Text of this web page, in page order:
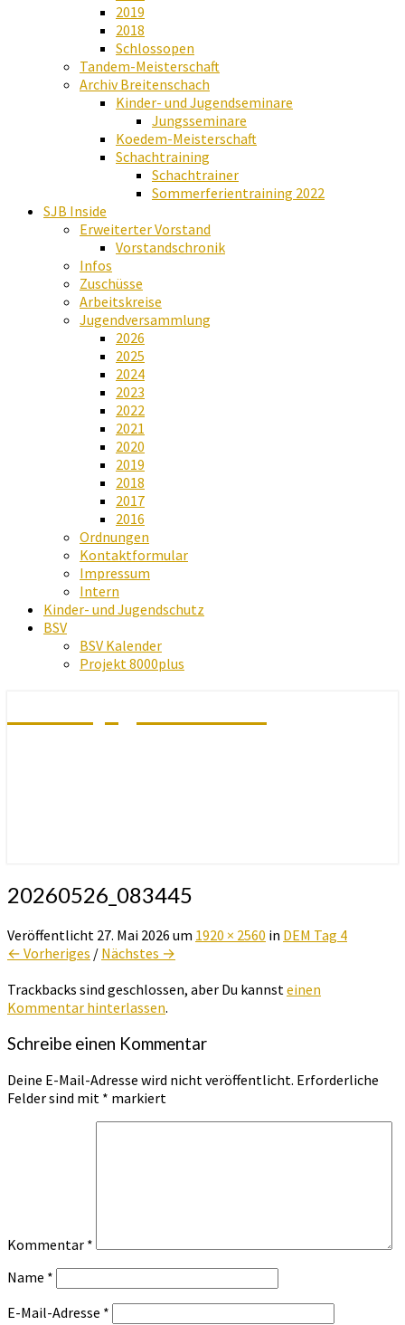
2019
2018
Schlossopen
Tandem-Meisterschaft
Archiv Breitenschach
Kinder- und Jugendseminare
Jungsseminare
Koedem-Meisterschaft
Schachtraining
Schachtrainer
Sommerferientraining 2022
SJB Inside
Erweiterter Vorstand
Vorstandschronik
Infos
Zuschüsse
Arbeitskreise
Jugendversammlung
2026
2025
2024
2023
2022
2021
2020
2019
2018
2017
2016
Ordnungen
Kontaktformular
Impressum
Intern
Kinder- und Jugendschutz
BSV
BSV Kalender
Projekt 8000plus
20260526_083445
Veröffentlicht 27. Mai 2026 um 1920 × 2560 in DEM Tag 4
← Vorheriges / Nächstes →
Trackbacks sind geschlossen, aber Du kannsteinen
Kommentar hinterlassen.
Schreibe einen Kommentar
Deine E-Mail-Adresse wird nicht veröffentlicht. Erforderliche
Felder sind mit * markiert
Kommentar *
Name *
E-Mail-Adresse *